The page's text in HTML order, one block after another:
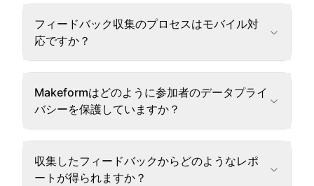
フィードバック収集のプロセスはモバイル対
応ですか？
Makeformはどのように参加者のデータプライ
バシーを保護していますか？
収集したフィードバックからどのようなレポ
ートが得られますか？